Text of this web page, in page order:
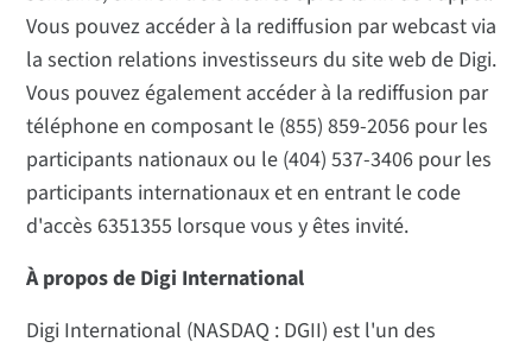
Vous pouvez accéder à la rediffusion par webcast via
la section relations investisseurs du site web de Digi.
Vous pouvez également accéder à la rediffusion par
téléphone en composant le (855) 859-2056 pour les
participants nationaux ou le (404) 537-3406 pour les
participants internationaux et en entrant le code
d'accès 6351355 lorsque vous y êtes invité.
À propos de Digi International
Digi International (NASDAQ : DGII) est l'un des